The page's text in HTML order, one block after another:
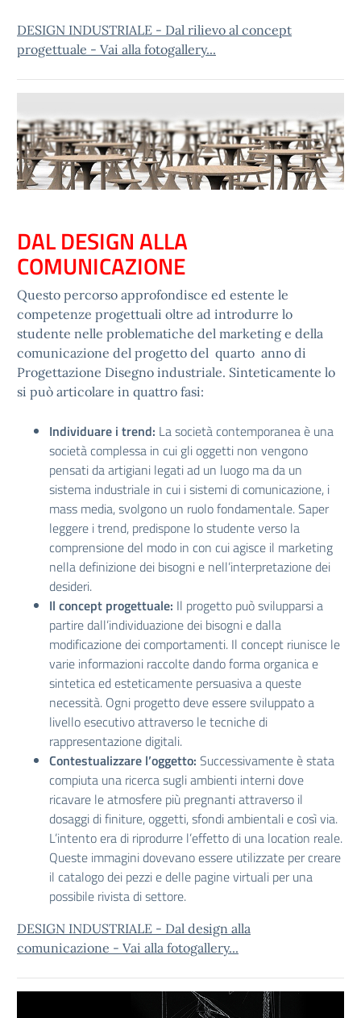
DESIGN INDUSTRIALE - Dal rilievo al concept
progettuale - Vai alla fotogallery...
DAL DESIGN ALLA
COMUNICAZIONE
Questo percorso approfondisce ed estente le
competenze progettuali oltre ad introdurre lo
studente nelle problematiche del marketing e della
comunicazione del progetto del quarto anno di
Progettazione Disegno industriale. Sinteticamente lo
si può articolare in quattro fasi:
Individuare i trend: La società contemporanea è una
società complessa in cui gli oggetti non vengono
pensati da artigiani legati ad un luogo ma da un
sistema industriale in cui i sistemi di comunicazione, i
mass media, svolgono un ruolo fondamentale. Saper
leggere i trend, predispone lo studente verso la
comprensione del modo in con cui agisce il marketing
nella definizione dei bisogni e nell’interpretazione dei
desideri.
Il concept progettuale: Il progetto può svilupparsi a
partire dall’individuazione dei bisogni e dalla
modificazione dei comportamenti. Il concept riunisce le
varie informazioni raccolte dando forma organica e
sintetica ed esteticamente persuasiva a queste
necessità. Ogni progetto deve essere sviluppato a
livello esecutivo attraverso le tecniche di
rappresentazione digitali.
Contestualizzare l’oggetto: Successivamente è stata
compiuta una ricerca sugli ambienti interni dove
ricavare le atmosfere più pregnanti attraverso il
dosaggi di finiture, oggetti, sfondi ambientali e così via.
L’intento era di riprodurre l’effetto di una location reale.
Queste immagini dovevano essere utilizzate per creare
il catalogo dei pezzi e delle pagine virtuali per una
possibile rivista di settore.
DESIGN INDUSTRIALE - Dal design alla
comunicazione - Vai alla fotogallery...